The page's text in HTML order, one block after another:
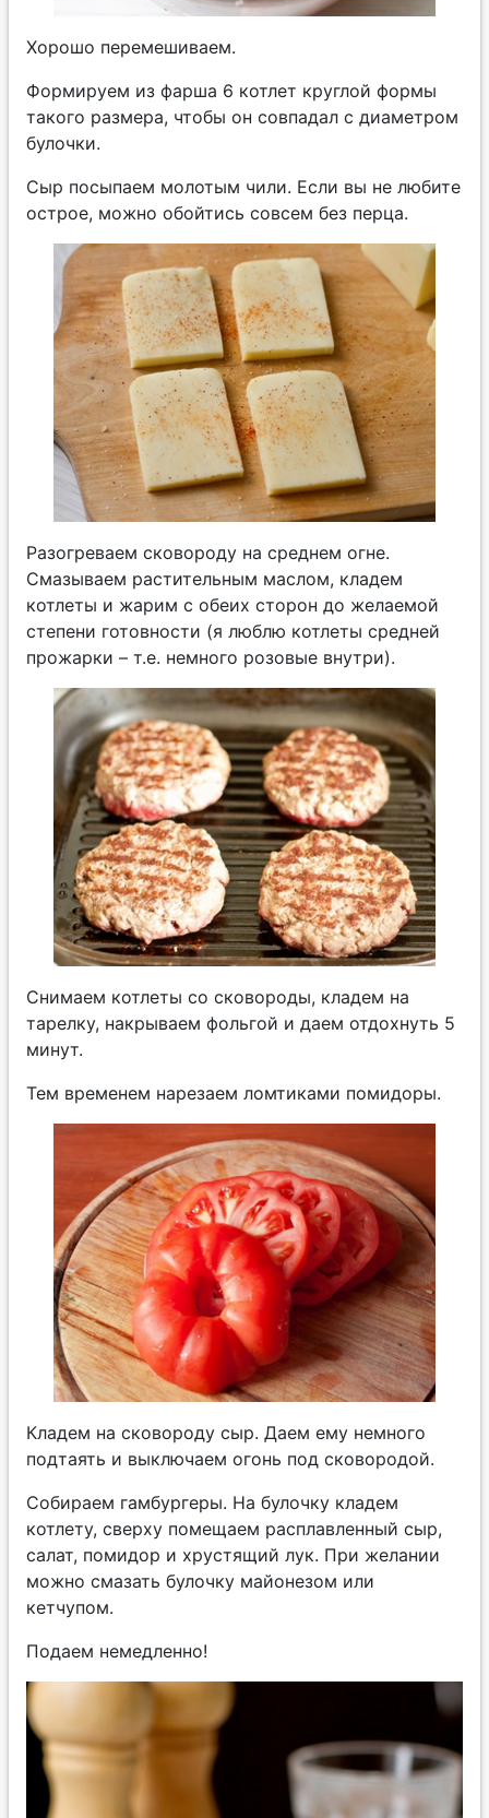
Хорошо перемешиваем.
Формируем из фарша 6 котлет круглой формы
такого размера, чтобы он совпадал с диаметром
булочки.
Сыр посыпаем молотым чили. Если вы не любите
острое, можно обойтись совсем без перца.
Разогреваем сковороду на среднем огне.
Смазываем растительным маслом, кладем
котлеты и жарим с обеих сторон до желаемой
степени готовности (я люблю котлеты средней
прожарки – т.е. немного розовые внутри).
Снимаем котлеты со сковороды, кладем на
тарелку, накрываем фольгой и даем отдохнуть 5
минут.
Тем временем нарезаем ломтиками помидоры.
Кладем на сковороду сыр. Даем ему немного
подтаять и выключаем огонь под сковородой.
Собираем гамбургеры. На булочку кладем
котлету, сверху помещаем расплавленный сыр,
салат, помидор и хрустящий лук. При желании
можно смазать булочку майонезом или
кетчупом.
Подаем немедленно!